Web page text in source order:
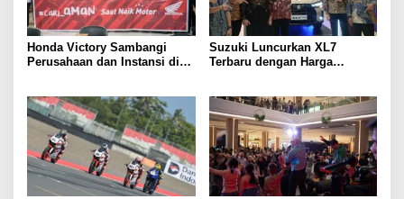
Honda Victory Sambangi
Perusahaan dan Instansi di
Suzuki Luncurkan XL7
Terbaru dengan Harga